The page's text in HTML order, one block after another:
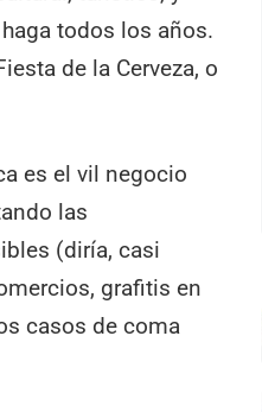
todos los años.
de la Cerveza, o
es el vil negocio
las
(diría, casi
grafitis en
casos de coma